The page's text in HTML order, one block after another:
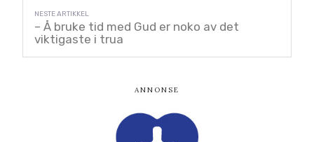
– Å bruke tid med Gud er noko av det
viktigaste i trua